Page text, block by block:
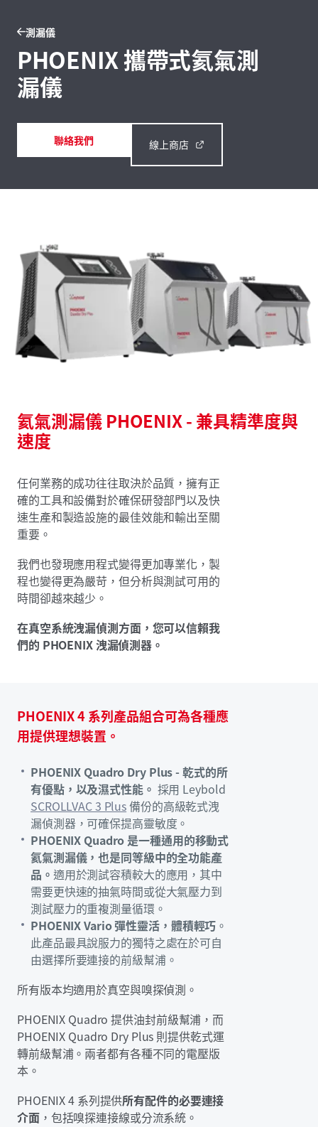
測漏儀
PHOENIX 攜帶式氦氣測
漏儀
聯絡我們 線上商店
氦氣測漏儀 PHOENIX - 兼具精準度與
速度
任何業務的成功往往取決於品質，擁有正
確的工具和設備對於確保研發部門以及快
速生產和製造設施的最佳效能和輸出至關
重要。
我們也發現應用程式變得更加專業化，製
程也變得更為嚴苛，但分析與測試可用的
時間卻越來越少。
在真空系統洩漏偵測方面，您可以信賴我
們的 PHOENIX 洩漏偵測器。
PHOENIX 4 系列產品組合可為各種應
用提供理想裝置。
PHOENIX Quadro Dry Plus - 乾式的所
有優點，以及濕式性能。 採用 Leybold
SCROLLVAC 3 Plus備份的高級乾式洩
漏偵測器，可確保提高靈敏度。
PHOENIX Quadro 是一種通用的移動式
氦氣測漏儀，也是同等級中的全功能產
品。 適用於測試容積較大的應用，其中
需要更快速的抽氣時間或從大氣壓力到
測試壓力的重複測量循環。
PHOENIX Vario 彈性靈活，體積輕巧 。
此產品最具說服力的獨特之處在於可自
由選擇所要連接的前級幫浦。
所有版本均適用於真空與嗅探偵測。
PHOENIX Quadro 提供油封前級幫浦，而
PHOENIX Quadro Dry Plus 則提供乾式運
轉前級幫浦。兩者都有各種不同的電壓版
本。
PHOENIX 4 系列提供所有配件的必要連接
介面，包括嗅探連接線或分流系統。